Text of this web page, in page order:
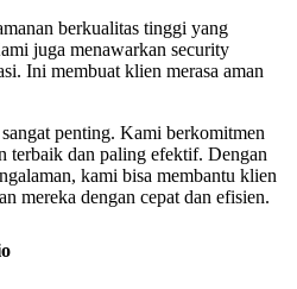
berkualitas tinggi yang
juga menawarkan security
Ini membuat klien merasa aman
penting. Kami berkomitmen
terbaik dan paling efektif. Dengan
kami bisa membantu klien
mereka dengan cepat dan efisien.